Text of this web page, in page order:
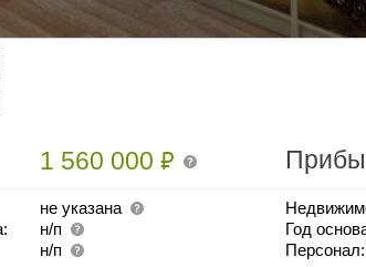
1 560 000₽
не указана
н/п
н/п
Год
Персонал: